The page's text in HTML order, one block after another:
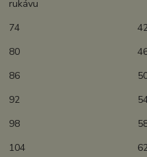
rukávu
74
80
86
92
98
104